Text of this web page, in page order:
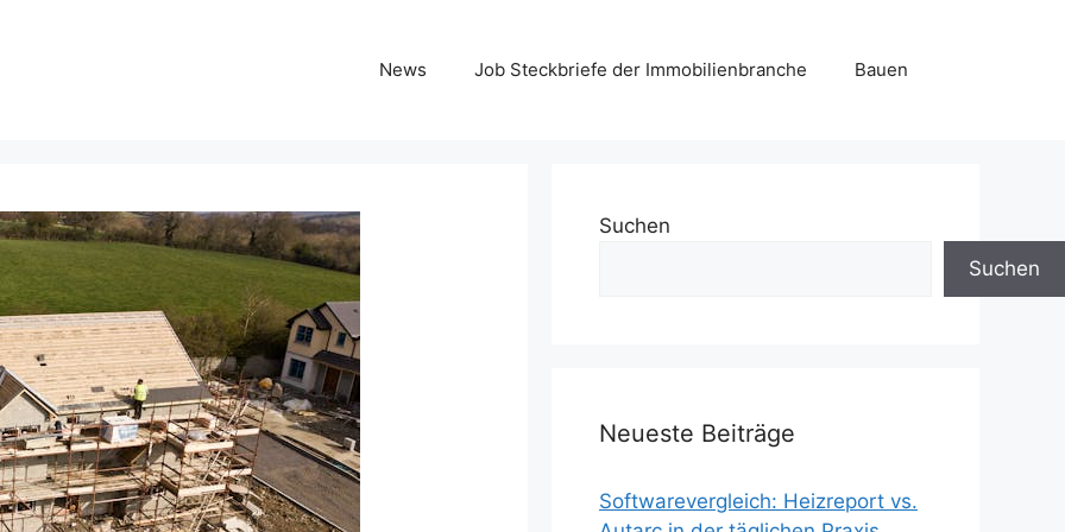
News Job Steckbriefe der Immobilienbranche Bauen
Suchen
Suchen
Neueste Beiträge
Softwarevergleich: Heizreport vs.